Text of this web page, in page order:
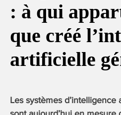
: à qui
que créé
artificielle
Les systèmes